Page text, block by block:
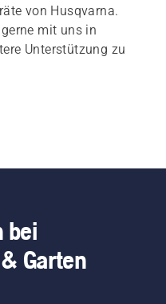
von Husqvarna.
mit uns in
Unterstützung zu
bei
Garten